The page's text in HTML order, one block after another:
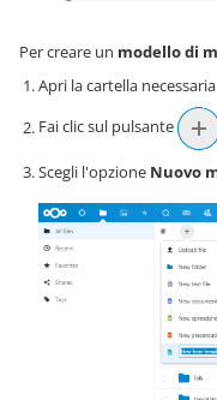
Per creare un modello di
Apri la cartella
Fai clic sul pulsante
Scegli l'opzione Nuovo